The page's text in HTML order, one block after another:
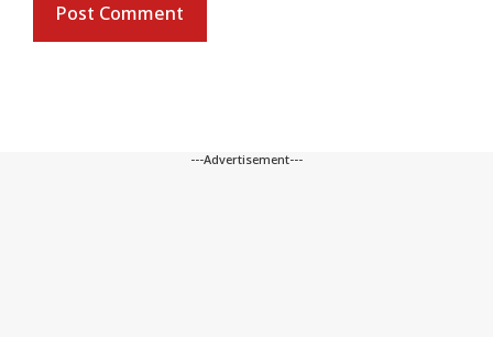
---Advertisement---